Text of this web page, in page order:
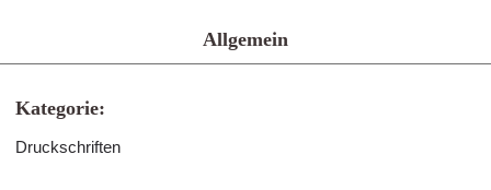
Allgemein
Kategorie:
Druckschriften